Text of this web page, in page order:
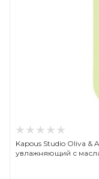
Kapous Studio Oliva &
увлажняющий с